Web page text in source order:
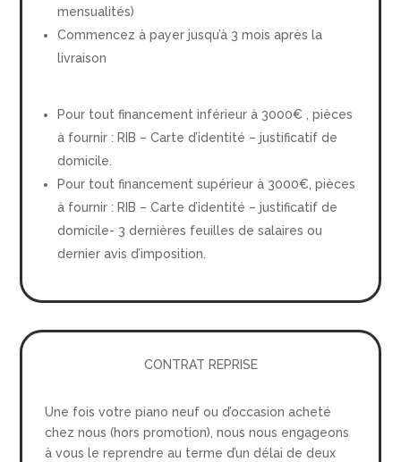
mensualités)
Commencez à payer jusqu’à 3 mois après la
livraison
Pour tout financement inférieur à 3000€ , pièces
à fournir : RIB – Carte d’identité – justificatif de
domicile.
Pour tout financement supérieur à 3000€, pièces
à fournir : RIB – Carte d’identité – justificatif de
domicile- 3 dernières feuilles de salaires ou
dernier avis d’imposition.
CONTRAT REPRISE
Une fois votre piano neuf ou d’occasion acheté
chez nous (hors promotion), nous nous engageons
à vous le reprendre au terme d’un délai de deux